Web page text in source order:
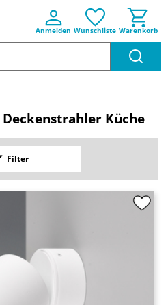
Anmelden Wunschliste Warenkorb
Deckenstrahler Küche
Filter